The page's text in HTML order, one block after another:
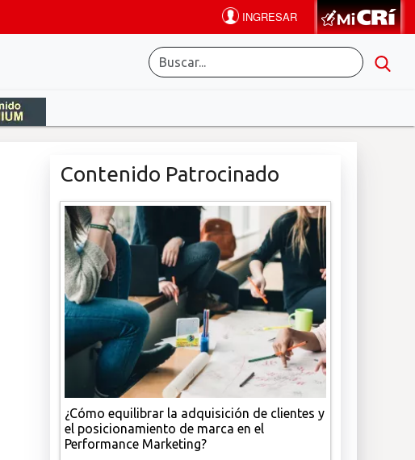
Contenido Patrocinado
¿Cómo equilibrar la adquisición de clientes y
el posicionamiento de marca en el
Performance Marketing?